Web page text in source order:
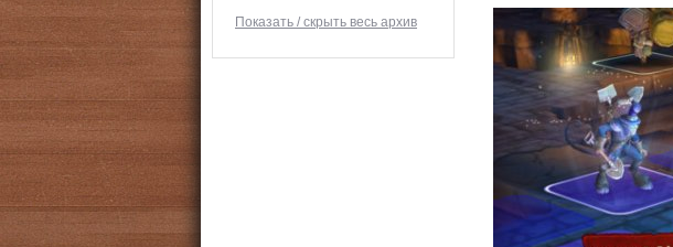
Показать / скрыть весь архив